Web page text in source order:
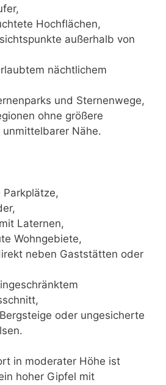
Hochflächen,
außerhalb von
nächtlichem
und Sternenwege,
ohne größere
Nähe.
Laternen,
Wohngebiete,
neben Gaststätten oder
oder ungesicherte
in moderater Höhe ist
hoher Gipfel mit